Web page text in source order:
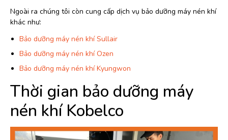
Ngoài ra chúng tôi còn cung cấp dịch vụ bảo dưỡng máy nén khí
khác như:
Bảo dưỡng máy nén khí Sullair
Bảo dưỡng máy nén khí Ozen
Bảo dưỡng máy nén khí Kyungwon
Thời gian bảo dưỡng máy
nén khí Kobelco